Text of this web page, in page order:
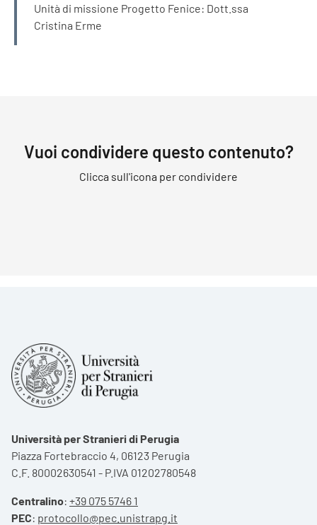
Unità di missione Progetto Fenice: Dott.ssa
Cristina Erme
Vuoi condividere questo contenuto?
Clicca sull'icona per condividere
Università per Stranieri di Perugia
Piazza Fortebraccio 4, 06123 Perugia
C.F. 80002630541 - P.IVA 01202780548
Centralino: +39 075 5746 1
PEC: protocollo@pec.unistrapg.it